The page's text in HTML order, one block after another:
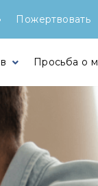
Пожертвовать
Просьба о